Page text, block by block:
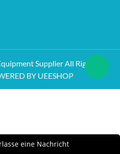
Supplier All Rights
BY UEESHOP
eine Nachricht